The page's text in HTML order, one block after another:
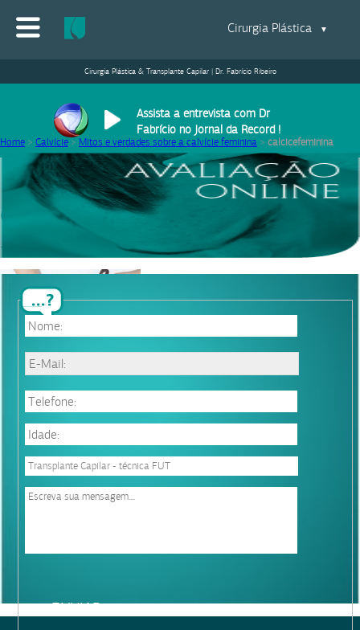
Cirurgia Plástica ▼
Cirurgia Plástica & Transplante Capilar | Dr. Fabrício Ribeiro
Assista a entrevista com Dr
Fabrício no Jornal da Record !
Home > Calvície > Mitos e verdades sobre a calvície feminina > calcicefeminina
leave
calcicefeminina
14/09/2016 Equipe Dr. Fabrício Ribeiro